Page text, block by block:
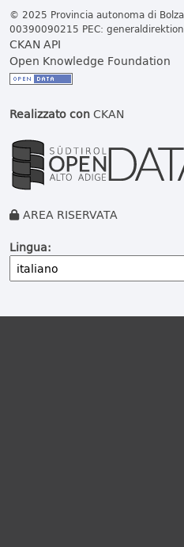
© 2025 Provincia autonoma di
00390090215 PEC:
CKAN API
Open Knowledge Foundation
Realizzato conCKAN
AREA RISERVATA
Lingua